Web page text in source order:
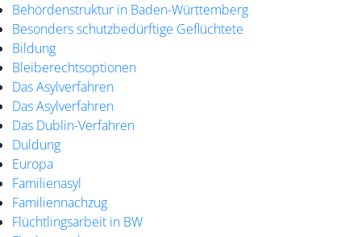
Behördenstruktur in Baden-Württemberg
Besonders schutzbedürftige Geflüchtete
Bildung
Bleiberechtsoptionen
Das Asylverfahren
Das Asylverfahren
Das Dublin-Verfahren
Duldung
Europa
Familienasyl
Familiennachzug
Flüchtlingsarbeit in BW